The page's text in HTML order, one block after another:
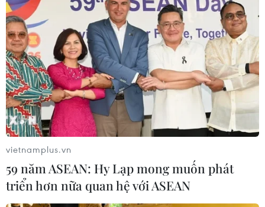
vietnamplus.vn
59 năm ASEAN: Hy Lạp mong muốn phát
triển hơn nữa quan hệ với ASEAN